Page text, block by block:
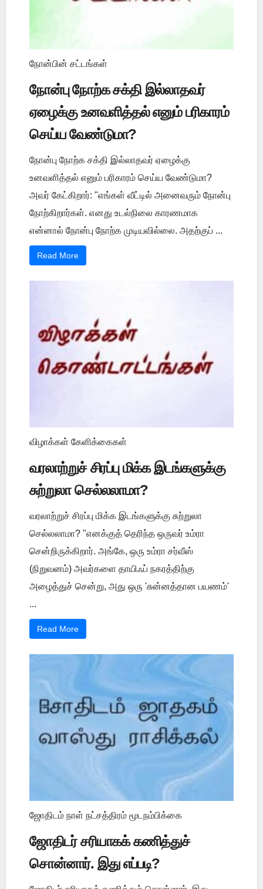
நோன்பின் சட்டங்கள்
நோன்பு நோற்க சக்தி இல்லாதவர்
ஏழைக்கு உனவளித்தல் எனும் பரிகாரம்
செய்ய வேண்டுமா?
நோன்பு நோற்க சக்தி இல்லாதவர் ஏழைக்கு
உனவளித்தல் எனும் பரிகாரம் செய்ய வேண்டுமா?
அவர் கேட்கிறார்: "எங்கள் வீட்டில் அனைவரும் நோன்பு
நோற்கிறார்கள். எனது உடல்நிலை காரணமாக
என்னால் நோன்பு நோற்க முடியவில்லை. அதற்குப் ...
Read More
விழாக்கள் கேளிக்கைகள்
வரலாற்றுச் சிரப்பு மிக்க இடங்களுக்கு
சுற்றுலா செல்லலாமா?
வரலாற்றுச் சிரப்பு மிக்க இடங்களுக்கு சுற்றுலா
செல்லலாமா? "எனக்குத் தெரிந்த ஒருவர் உம்ரா
சென்றிருக்கிறார். அங்கே, ஒரு உம்ரா சர்வீஸ்
(நிறுவனம்) அவர்களை தாயிஃப் நகரத்திற்கு
அழைத்துச் சென்று, அது ஒரு 'சுன்னத்தான பயணம்'
...
Read More
ஜோதிடம் நாள் நட்சத்திரம் மூடநம்பிக்கை
ஜோதிடர் சரியாகக் கணித்துச்
சொன்னார். இது எப்படி?